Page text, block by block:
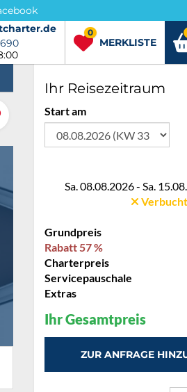
MERKLISTE
0
Ihr Reisezeitraum
Start am
Sa. 08.08.2026 - Sa.
Verbucht
Grundpreis
Rabatt 57 %
Charterpreis
Servicepauschale
Extras
Ihr Gesamtpreis
ZUR ANFRAGE